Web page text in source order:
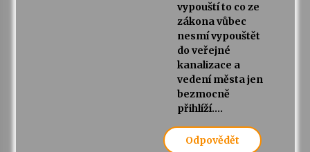
vypouští to co ze
zákona vůbec
nesmí vypouštět
do veřejné
kanalizace a
vedení města jen
bezmocně
přihlíží….
Odpovědět